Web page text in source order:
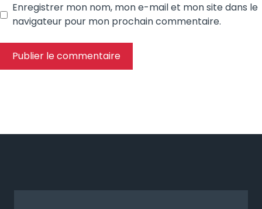
Enregistrer mon nom, mon e-mail et mon site dans le
navigateur pour mon prochain commentaire.